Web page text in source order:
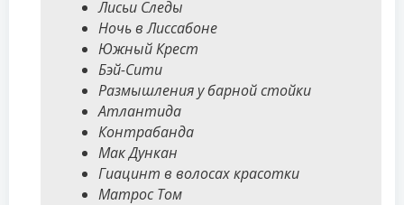
Лисьи Следы
Ночь в Лиссабоне
Южный Крест
Бэй-Сити
Размышления у барной стойки
Атлантида
Контрабанда
Мак Дункан
Гиацинт в волосах красотки
Матрос Том